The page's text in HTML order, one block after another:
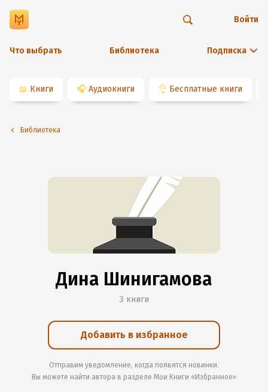
Что выбрать Библиотека Подписка
Войти
📖 Книги 🎧 Аудиокниги 👌 Бесплатные книги
Библиотека
Дина Шинигамова
3 книги
Добавить в избранное
Отправим уведомление, когда появятся новинки.
Вы можете найти автора в разделе Мои Книги «Избранное»